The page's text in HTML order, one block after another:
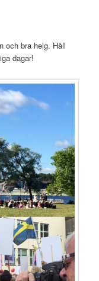
och bra helg. Håll
dagar!